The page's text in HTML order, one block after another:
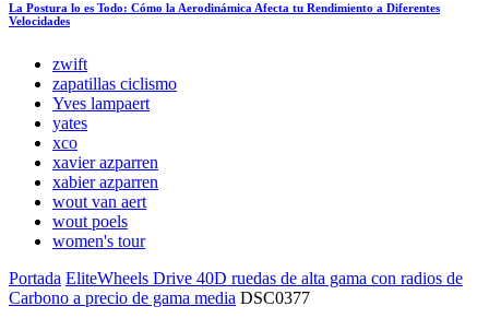
La Postura lo es Todo: Cómo la Aerodinámica Afecta tu Rendimiento a Diferentes
Velocidades
zwift
zapatillas ciclismo
Yves lampaert
yates
xco
xavier azparren
xabier azparren
wout van aert
wout poels
women's tour
Portada EliteWheels Drive 40D ruedas de alta gama con radios de
Carbono a precio de gama media DSC0377